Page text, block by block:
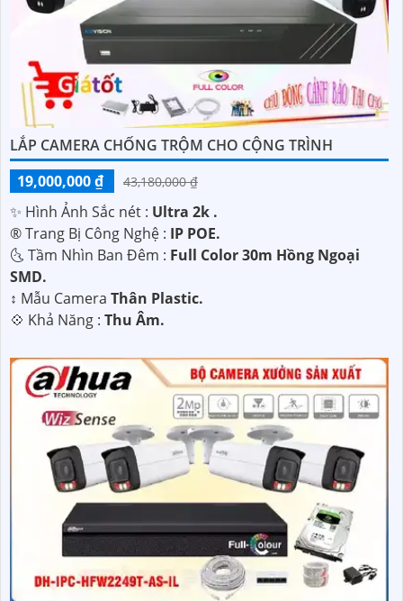
LẮP CAMERA CHỐNG TRỘM CHO CỘNG TRÌNH
19,000,000 ₫
43,180,000 ₫
✨ Hình Ảnh Sắc nét : Ultra 2k .
®️ Trang Bị Công Nghệ : IP POE.
🌜 Tầm Nhìn Ban Đêm : Full Color 30m Hồng Ngoại
SMD.
↕️ Mẫu Camera Thân Plastic.
️💠 Khả Năng : Thu Âm.